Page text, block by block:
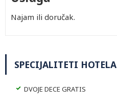
Najam ili doručak.
SPECIJALITETI HOTELA
DVOJE DECE GRATIS